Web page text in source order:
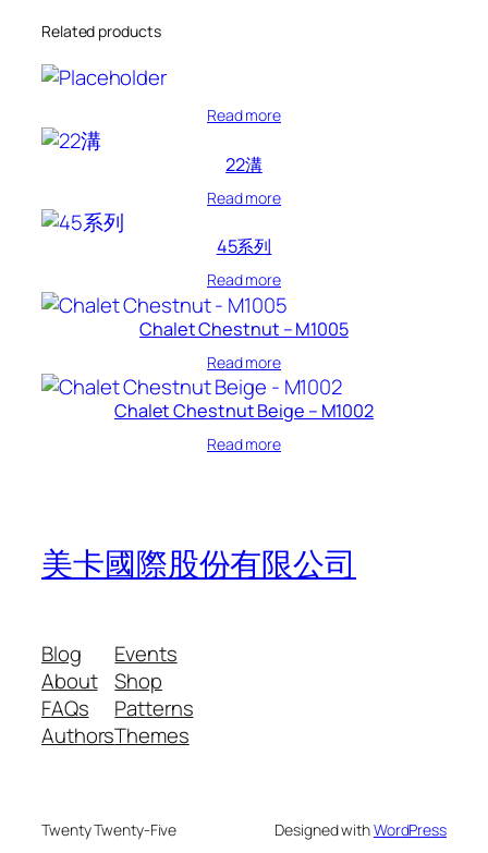
Related products
Read more
22溝
Read more
45系列
Read more
Chalet Chestnut – M1005
Read more
Chalet Chestnut Beige – M1002
Read more
美卡國際股份有限公司
Blog
About
FAQs
Authors
Events
Shop
Patterns
Themes
Twenty Twenty-Five Designed withWordPress